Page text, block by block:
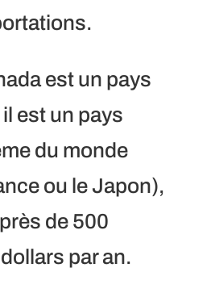
est un pays
est un pays
du monde
ou le Japon),
de 500
par an.